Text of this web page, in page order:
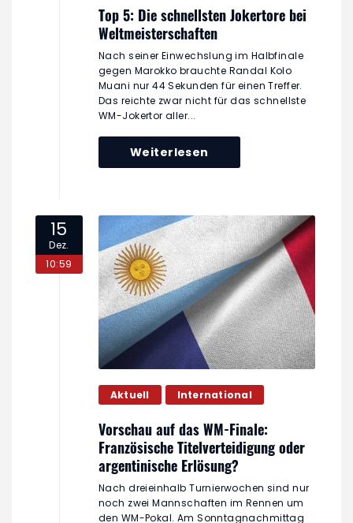
Top 5: Die schnellsten Jokertore bei
Weltmeisterschaften
Nach seiner Einwechslung im Halbfinale
gegen Marokko brauchte Randal Kolo
Muani nur 44 Sekunden für einen Treffer.
Das reichte zwar nicht für das schnellste
WM-Jokertor aller...
Weiterlesen
15
Dez.
10:59
Aktuell International
Vorschau auf das WM-Finale:
Französische Titelverteidigung oder
argentinische Erlösung?
Nach dreieinhalb Turnierwochen sind nur
noch zwei Mannschaften im Rennen um
den WM-Pokal. Am Sonntagnachmittag